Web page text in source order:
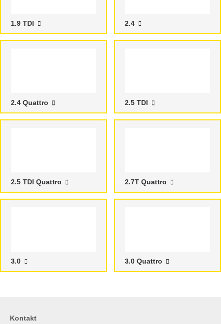
1.9 TDI 2.4
2.4 Quattro 2.5 TDI
2.5 TDI Quattro 2.7T Quattro
3.0 3.0 Quattro
Kontakt